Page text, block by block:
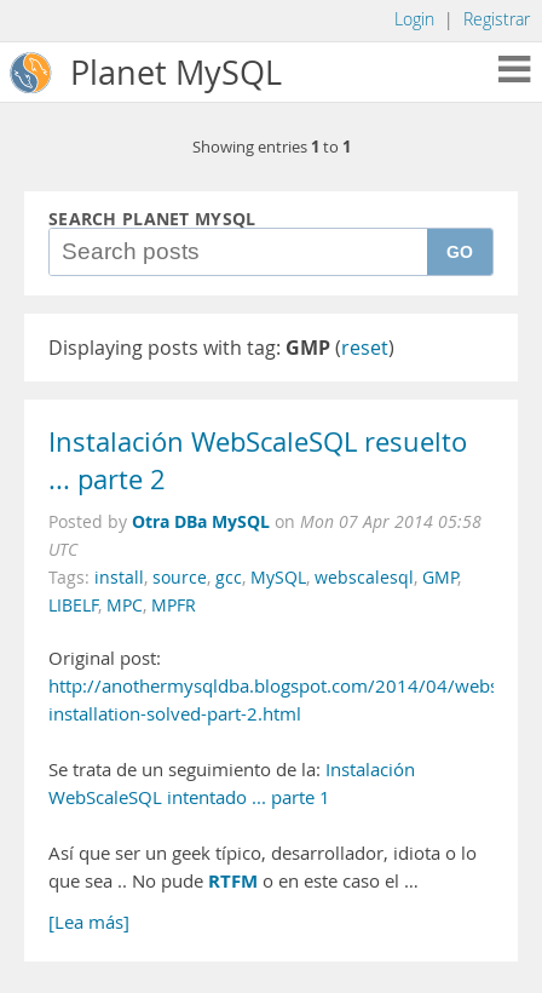
Login | Registrar
Planet MySQL
Showing entries 1 to 1
SEARCH PLANET MYSQL
GO
Displaying posts with tag: GMP(reset)
Instalación WebScaleSQL resuelto
... parte 2
Posted by Otra DBa MySQL on Mon 07 Apr 2014 05:58
UTC
Tags: install, source, gcc, MySQL, webscalesql, GMP,
LIBELF, MPC, MPFR
Original post:
http://anothermysqldba.blogspot.com/2014/04/
installation-solved-part-2.html
Se trata de un seguimiento de la: Instalación
WebScaleSQL intentado ... parte 1
Así que ser un geek típico, desarrollador, idiota o lo
que sea .. No pude RTFM o en este caso el …
[Lea más]